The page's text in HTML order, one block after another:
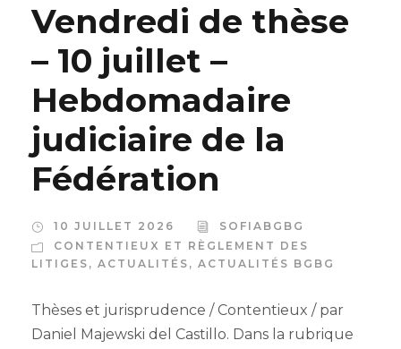
Vendredi de thèse
– 10 juillet –
Hebdomadaire
judiciaire de la
Fédération
10 JUILLET 2026
SOFIABGBG
CONTENTIEUX ET RÈGLEMENT DES
LITIGES , ACTUALITÉS , ACTUALITÉS BGBG
Thèses et jurisprudence / Contentieux / par
Daniel Majewski del Castillo. Dans la rubrique